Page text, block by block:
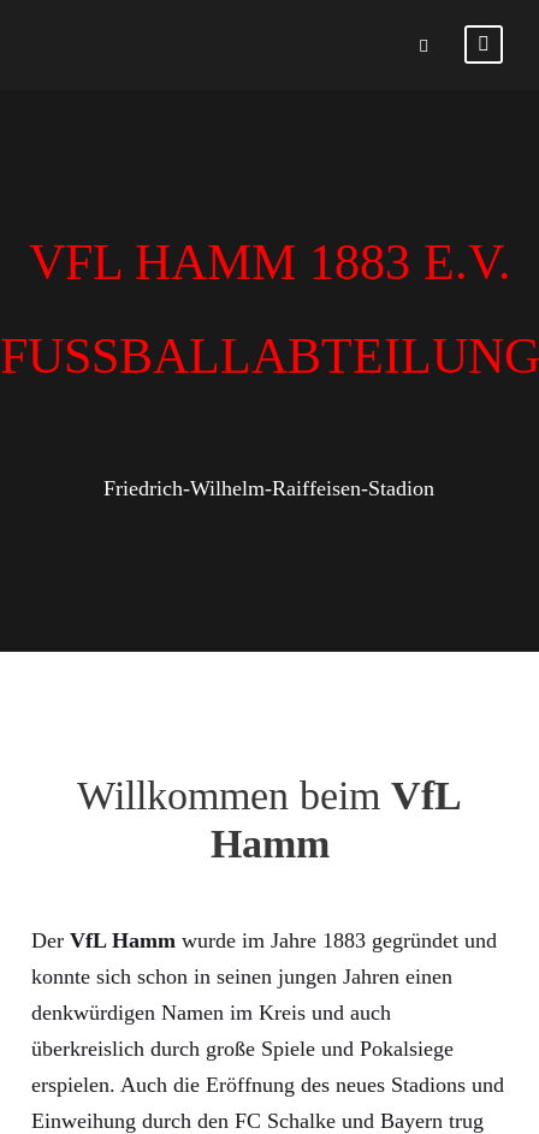
VFL HAMM 1883 E.V.
FUSSBALLABTEILUNG
Friedrich-Wilhelm-Raiffeisen-Stadion
Willkommen beim VfL
Hamm
Der VfL Hamm wurde im Jahre 1883 gegründet und
konnte sich schon in seinen jungen Jahren einen
denkwürdigen Namen im Kreis und auch
überkreislich durch große Spiele und Pokalsiege
erspielen. Auch die Eröffnung des neues Stadions und
Einweihung durch den FC Schalke und Bayern trug